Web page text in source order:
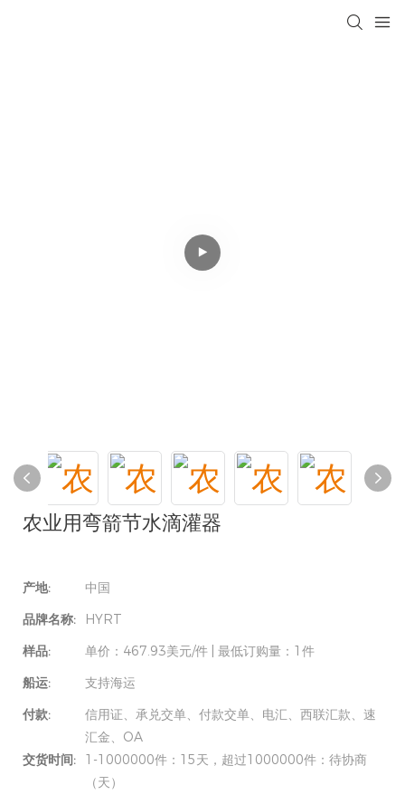
农业用弯箭节水滴灌器
产地:
中国
品牌名称:
HYRT
样品:
单价：467.93美元/件 | 最低订购量：1件
船运:
支持海运
付款:
信用证、承兑交单、付款交单、电汇、西联汇款、速
汇金、OA
交货时间:
1-1000000件：15天，超过1000000件：待协商
（天）